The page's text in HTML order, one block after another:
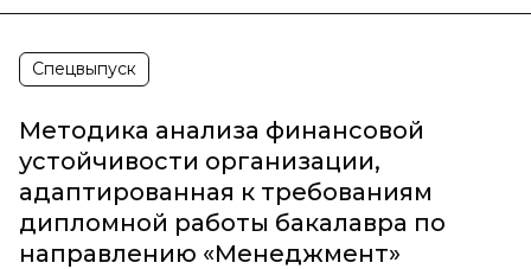
Спецвыпуск
Методика анализа финансовой
устойчивости организации,
адаптированная к требованиям
дипломной работы бакалавра по
направлению «Менеджмент»